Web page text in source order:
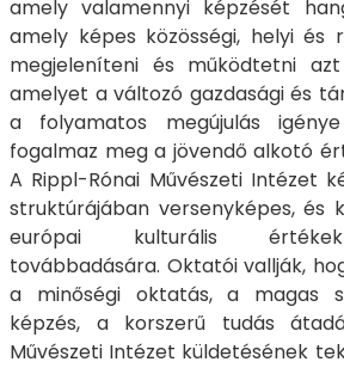
amely valamennyi képzését
amely képes közösségi, helyi és
megjeleníteni és működtetni
amelyet a változó gazdasági és
a folyamatos megújulás
fogalmaz meg a jövendő alkotó
A Rippl-Rónai Művészeti Intézet
struktúrájában versenyképes, és
európai kulturális
továbbadására. Oktatói vallják,
a minőségi oktatás, a magas
képzés, a korszerű tudás
Művészeti Intézet küldetésének